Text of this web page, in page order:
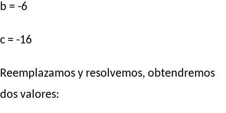
b = -6
c = -16
Reemplazamos y resolvemos, obtendremos
dos valores: